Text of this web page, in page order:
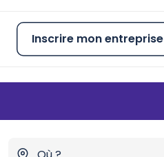
Inscrire mon entreprise